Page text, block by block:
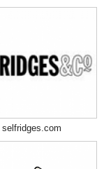
selfridges.com